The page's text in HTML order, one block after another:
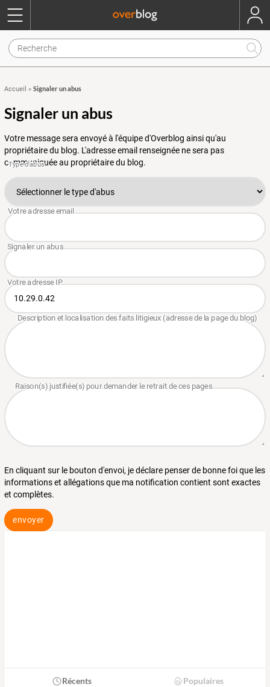
Accueil » Signaler un abus
Signaler un abus
Votre message sera envoyé à l'équipe d'Overblog ainsi qu'au
propriétaire du blog. L'adresse email renseignée ne sera pas
communiquée au propriétaire du blog.
En cliquant sur le bouton d'envoi, je déclare penser de bonne foi que les
informations et allégations que ma notification contient sont exactes
et complètes.
envoyer
Récents Populaires